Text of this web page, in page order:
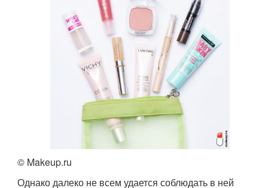
© Makeup.ru
Однако далеко не всем удается соблюдать в ней